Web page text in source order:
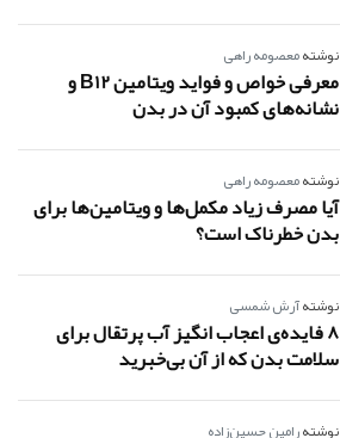
نوشتهمعصومه راهی
معرفی خواص و فواید ویتامین B12 و
نشانه‌های کمبود آن در بدن
نوشتهمعصومه راهی
آیا مصرف زیاد مکمل‌ها و ویتامین‌ها برای
بدن خطرناک است؟
نوشتهآرش شمسی
8 فایده‌ی اعجاب انگیز آب پرتقال برای
سلامت بدن که از آن بی‌خبرید
نوشتهرامین حسین‌زاده